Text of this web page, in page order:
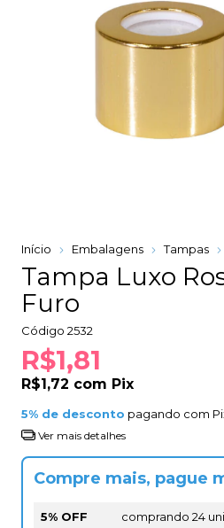
Início Embalagens Tampas
Tampa Luxo
Furo
Código 2532
R$1,81
R$1,72 com Pix
5% de desconto pagando com
Ver mais detalhes
Compre mais, pague
5% OFF
comprando 24